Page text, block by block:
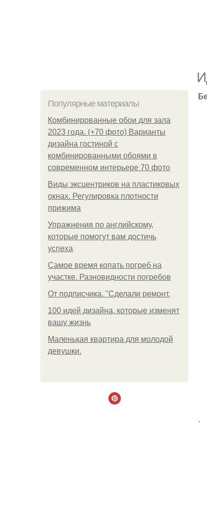
Популярные материалы
Комбинированные обои для зала
2023 года. (+70 фото) Варианты
дизайна гостиной с
комбинированными обоями в
современном интерьере 70 фото
Виды эксцентриков на пластиковых
окнах. Регулировка плотности
прижима
Упражнения по английскому,
которые помогут вам достичь
успеха
Самое время копать погреб на
участке. Разновидности погребов
От подписчика. "Сделали ремонт.
100 идей дизайна, которые изменят
вашу жизнь
Маленькая квартира для молодой
девушки.
.